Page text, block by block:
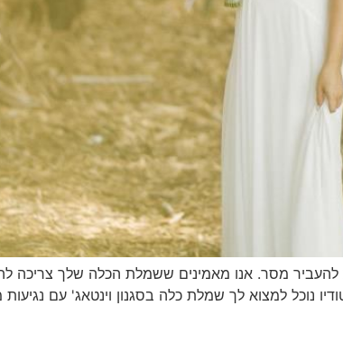
להעביר מסר. אנו מאמינים ששמלת הכלה שלך צריכה
נוכל למצוא לך שמלת כלה בסגנון וינטאג' עם